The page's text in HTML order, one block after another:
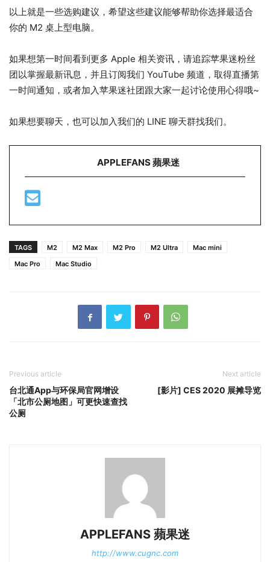
以上就是一些选购建议，希望这些建议能够帮助你选择最适合
你的 M2 桌上型电脑。
如果想第一时间看到更多 Apple 相关资讯，请追踪苹果迷粉丝
团以掌握最新讯息，并且订阅我们 YouTube 频道，取得直播第
一时间通知，或者加入苹果迷社团跟大家一起讨论使用心得哦~
如果想要聊天，也可以加入我们的 LINE 聊天群找我们。
APPLEFANS 蘋果迷
TAGS M2 M2 Max M2 Pro M2 Ultra
Mac mini
Mac Pro
Mac Studio
Previous article
台北通App与环保局官网增设
「北市公厕地图」可更快速查找
公厕
Next article
[影片] CES 2020 展摊导览
APPLEFANS 蘋果迷
http://www.cugnc.com